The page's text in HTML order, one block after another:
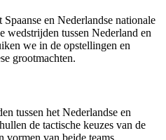
en Nederlandse nationale
wedstrijden tussen Nederland en
we in de opstellingen en
grootmachten.
tussen het Nederlandse en
de tactische keuzes van de